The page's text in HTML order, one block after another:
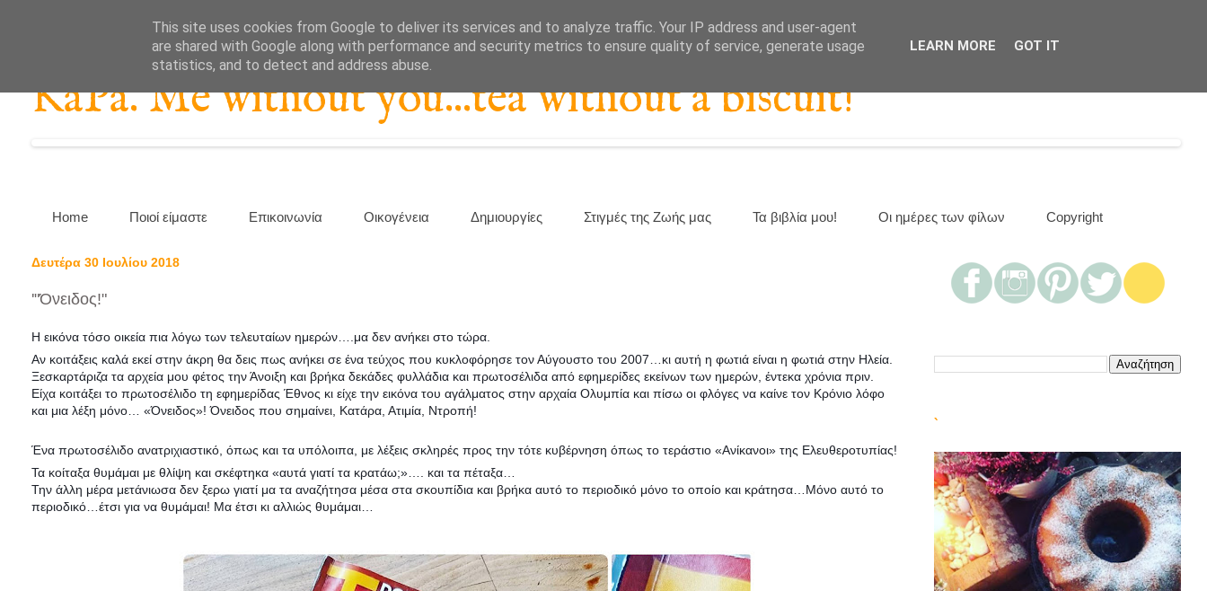
KaPa. Me without you...tea without a biscuit!
Home Ποιοί είμαστε Επικοινωνία Οικογένεια Δημιουργίες Στιγμές της Ζωής μας Τα βιβλία μου! Οι ημέρες των φίλων Copyright
Δευτέρα 30 Ιουλίου 2018
'"Όνειδος!"
Η εικόνα τόσο οικεία πια λόγω των τελευταίων ημερών….μα δεν ανήκει στο τώρα.
Αν κοιτάξεις καλά εκεί στην άκρη θα δεις πως ανήκει σε ένα τεύχος που κυκλοφόρησε τον Αύγουστο του 2007…κι αυτή η φωτιά είναι η φωτιά στην Ηλεία.
Ξεσκαρτάριζα τα αρχεία μου φέτος την Άνοιξη και βρήκα δεκάδες φυλλάδια και πρωτοσέλιδα από εφημερίδες εκείνων των ημερών, έντεκα χρόνια πριν.
Είχα κοιτάξει το πρωτοσέλιδο τη εφημερίδας Έθνος κι είχε την εικόνα του αγάλματος στην αρχαία Ολυμπία και πίσω οι φλόγες να καίνε τον Κρόνιο λόφο
και μια λέξη μόνο… «Όνειδος»! Όνειδος που σημαίνει, Κατάρα, Ατιμία, Ντροπή!
Ένα πρωτοσέλιδο ανατριχιαστικό, όπως και τα υπόλοιπα, με λέξεις σκληρές προς την τότε κυβέρνηση όπως το τεράστιο «Ανίκανοι» της Ελευθεροτυπίας!
Τα κοίταξα θυμάμαι με θλίψη και σκέφτηκα «αυτά γιατί τα κρατάω;»…. και τα πέταξα…
Την άλλη μέρα μετάνιωσα δεν ξερω γιατί μα τα αναζήτησα μέσα στα σκουπίδια και βρήκα αυτό το περιοδικό μόνο το οποίο και κράτησα…Μόνο αυτό το
περιοδικό…έτσι για να θυμάμαι! Μα έτσι κι αλλιώς θυμάμαι…
`
This site uses cookies from Google to deliver its services and to analyze traffic. Your IP address and user-agent
are shared with Google along with performance and security metrics to ensure quality of service, generate usage
statistics, and to detect and address abuse.
LEARN MORE GOT IT